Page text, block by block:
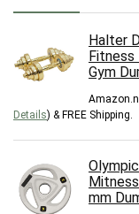
Halter
Fitness
Gym
Details) & FREE Shipping.
mm